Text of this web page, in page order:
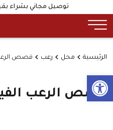
Open toolbar
توصيل مجاني بشراء بقيمة 300 شاقل
الرئيسية محل رعب قصص الرعب
قصص الرعب